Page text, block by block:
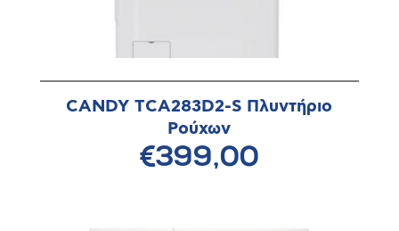
CANDY TCA283D2-S Πλυντήριο
Ρούχων
€399,00